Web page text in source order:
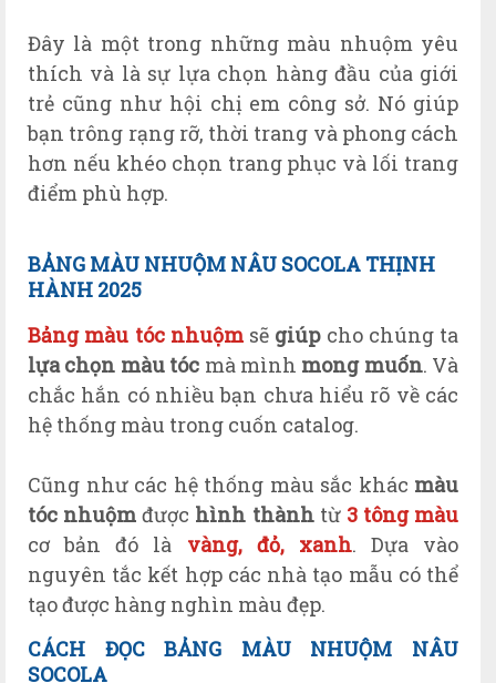
Đây là một trong những màu nhuộm yêu
thích và là sự lựa chọn hàng đầu của giới
trẻ cũng như hội chị em công sở. Nó giúp
bạn trông rạng rỡ, thời trang và phong cách
hơn nếu khéo chọn trang phục và lối trang
điểm phù hợp.
BẢNG MÀU NHUỘM NÂU SOCOLA THỊNH
HÀNH 2025
Bảng màu tóc nhuộmsẽ giúp cho chúng ta
lựa chọn màu tóc mà mình mong muốn. Và
chắc hắn có nhiều bạn chưa hiểu rõ về các
hệ thống màu trong cuốn catalog.
Cũng như các hệ thống màu sắc khác màu
tóc nhuộm được hình thànhtừ 3 tông màu
cơ bản đó là vàng, đỏ, xanh. Dựa vào
nguyên tắc kết hợp các nhà tạo mẫu có thể
tạo được hàng nghìn màu đẹp.
CÁCH ĐỌC BẢNG MÀU NHUỘM NÂU
SOCOLA